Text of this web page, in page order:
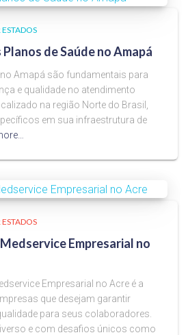
de Saúde no Amapá
Amapá são fundamentais para
e qualidade no atendimento
na região Norte do Brasil,
em sua infraestrutura de
Empresarial no
Empresarial no Acre é a
que desejam garantir
para seus colaboradores.
e com desafios únicos como